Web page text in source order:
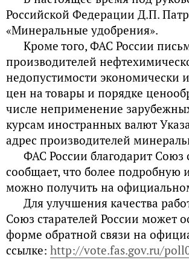
Российской Федерации Д.П.
«Минеральные удобрения».
Кроме того, ФАС России
производителей
недопустимости экономически
цен на товары и порядке
числе неприменение
курсам иностранных валют
адрес производителей
ФАС России благодарит Союз
сообщает, что более
можно получить на
Для улучшения качества
Союз старателей России может
форме обратной связи на
ссылке: http://vote.fas.gov.ru/